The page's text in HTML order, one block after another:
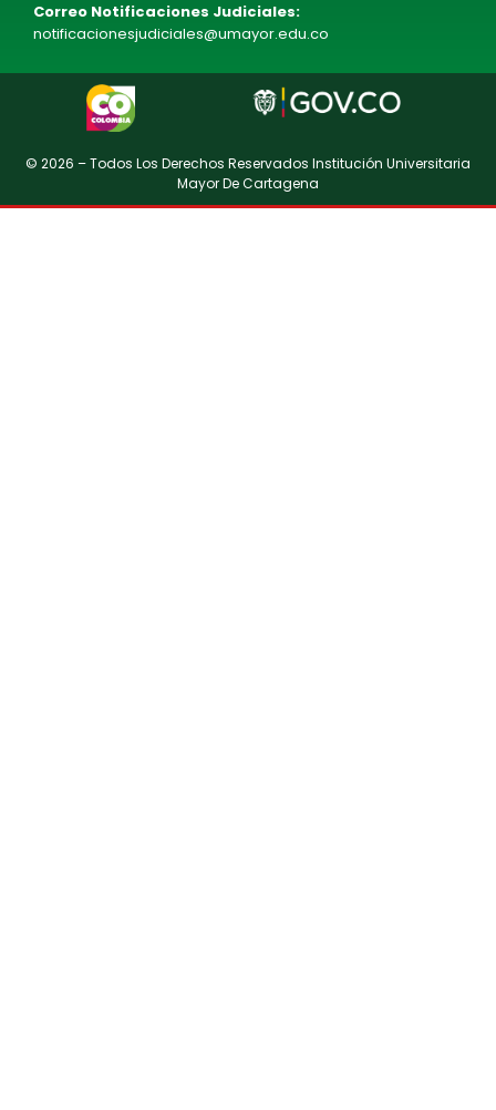
Correo Notificaciones Judiciales:
notificacionesjudiciales@umayor.edu.co
© 2026 – Todos Los Derechos Reservados Institución Universitaria
Mayor De Cartagena